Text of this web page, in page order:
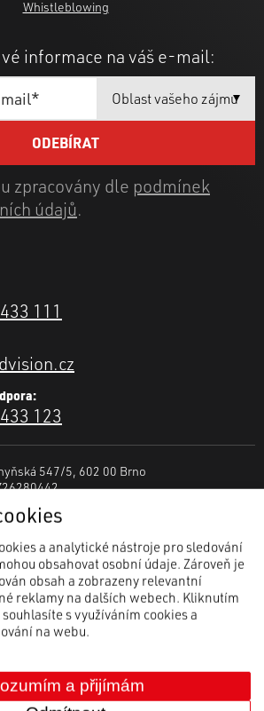
Whistleblowing
informace na váš e-mail:
zpracovány dle podmínek
údajů.
111
123
547/5, 602 00 Brno
vedená u Krajského soudu v Brně.
a analytické nástroje pro sledování
obsahovat osobní údaje. Zároveň je
obsah a zobrazeny relevantní
reklamy na dalších webech. Kliknutím
s využíváním cookies a
na webu.
a přijímám